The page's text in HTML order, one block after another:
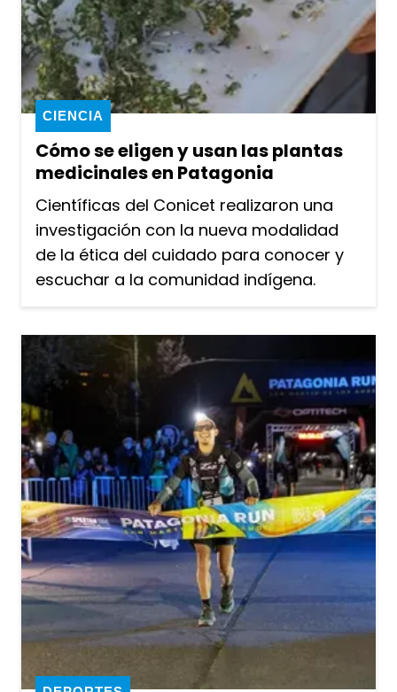
Cómo se eligen y usan las plantas
medicinales en Patagonia
CIENCIA
Científicas del Conicet realizaron una
investigación con la nueva modalidad
de la ética del cuidado para conocer y
escuchar a la comunidad indígena.